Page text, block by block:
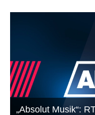
„Absolut Musik“: